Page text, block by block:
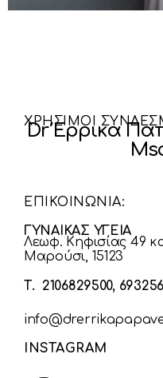
Dr Έρρικα
ΧΡΗΣΙΜΟΙ
ΕΠΙΚΟΙΝΩΝΙΑ:
ΓΥΝΑΙΚΑΣ ΥΓΕΙΑ
Λεωφ. Κηφισίας 49
Μαρούσι, 15123
Τ. 2106829500,
INSTAGRAM